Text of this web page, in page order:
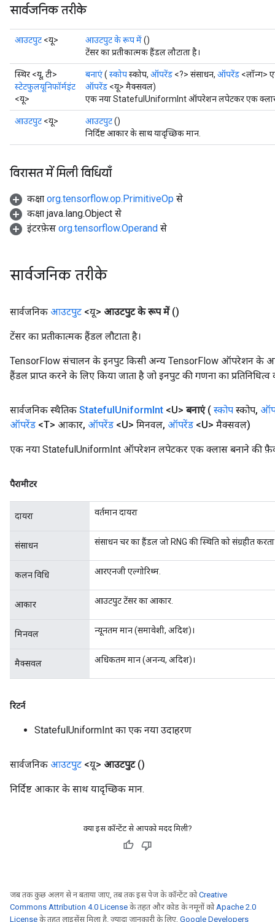
सार्वजनिक तरीके
आउटपुट <यू> आउटपुट के रूप में()
टेंसर का प्रतीकात्मक हैंडल लौटाता है।
स्थिर <यू, टी>
स्टेटफुलयूनिफॉर्मइंट
<यू>
बनाएं( स्कोपस्कोप, ऑपरेंड <?> संसाधन, ऑपरेंड <लॉन्ग>
ऑपरेंड <यू> मैक्सवल)
एक नया StatefulUniformInt ऑपरेशन लपेटकर एक क्लास
आउटपुट <यू> आउटपुट()
निर्दिष्ट आकार के साथ यादृच्छिक मान.
विरासत में मिली विधियाँ
कक्षा org.tensorflow.op.PrimitiveOp से
कक्षा java.lang.Object से
इंटरफ़ेस org.tensorflow.Operand से
सार्वजनिक तरीके
सार्वजनिक आउटपुट <यू> आउटपुट के रूप में ()
टेंसर का प्रतीकात्मक हैंडल लौटाता है।
TensorFlow संचालन के इनपुट किसी अन्य TensorFlow ऑपरेशन के
हैंडल प्राप्त करने के लिए किया जाता है जो इनपुट की गणना का प्रतिनिधित्व
सार्वजनिक स्थैतिक StatefulUniformInt <U> बनाएं ( स्कोप स्कोप,
ऑपरेंड <T> आकार, ऑपरेंड <U> मिनवल, ऑपरेंड <U> मैक्सवल)
एक नया StatefulUniformInt ऑपरेशन लपेटकर एक क्लास बनाने की
पैरामीटर
दायरा वर्तमान दायरा
संसाधन संसाधन चर का हैंडल जो RNG की स्थिति को संग्रहीत
कलन विधि आरएनजी एल्गोरिथ्म.
आकार आउटपुट टेंसर का आकार.
मिनवल न्यूनतम मान (समावेशी, अदिश)।
मैक्सवल अधिकतम मान (अनन्य, अदिश)।
रिटर्न
StatefulUniformInt का एक नया उदाहरण
सार्वजनिक आउटपुट <यू> आउटपुट ()
निर्दिष्ट आकार के साथ यादृच्छिक मान.
क्या इस कॉन्टेंट से आपको मदद मिली?
जब तक कुछ अलग से न बताया जाए, तब तक इस पेज के कॉन्टेंट कोCreative
Commons Attribution 4.0 License के तहत और कोड के नमूनों कोApache 2.0
License के तहत लाइसेंस मिला है. ज़्यादा जानकारी के लिए, Google Developers